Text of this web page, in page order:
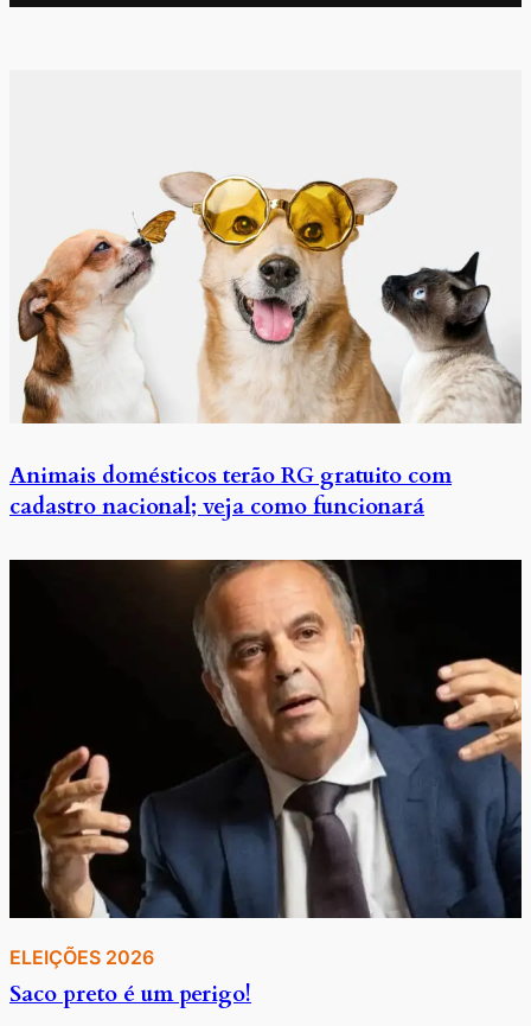
Animais domésticos terão RG gratuito com
cadastro nacional; veja como funcionará
ELEIÇÕES 2026
Saco preto é um perigo!